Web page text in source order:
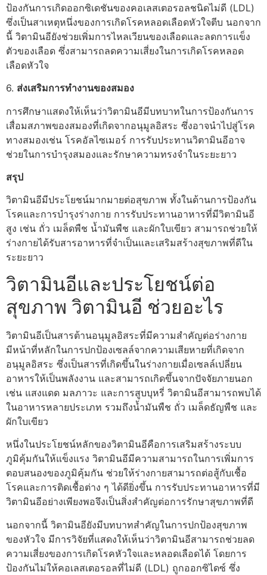
ป้องกันการเกิดออกซิเดชันของคอเลสเตอรอลชนิดไม่ดี (LDL)
ซึ่งเป็นสาเหตุหนึ่งของการเกิดโรคหลอดเลือดหัวใจตีบ นอกจาก
นี้ วิตามินอียังช่วยเพิ่มการไหลเวียนของเลือดและลดการแข็ง
ตัวของเลือด ซึ่งสามารถลดความเสี่ยงในการเกิดโรคหลอด
เลือดหัวใจ
6. ส่งเสริมการทำงานของสมอง
การศึกษาแสดงให้เห็นว่าวิตามินอีมีบทบาทในการป้องกันการ
เสื่อมสภาพของสมองที่เกิดจากอนุมูลอิสระ ซึ่งอาจนำไปสู่โรค
ทางสมองเช่น โรคอัลไซเมอร์ การรับประทานวิตามินอีอาจ
ช่วยในการบำรุงสมองและรักษาความทรงจำในระยะยาว
สรุป
วิตามินอีมีประโยชน์มากมายต่อสุขภาพ ทั้งในด้านการป้องกัน
โรคและการบำรุงร่างกาย การรับประทานอาหารที่มีวิตามินอี
สูง เช่น ถั่ว เมล็ดพืช น้ำมันพืช และผักใบเขียว สามารถช่วยให้
ร่างกายได้รับสารอาหารที่จำเป็นและเสริมสร้างสุขภาพที่ดีใน
ระยะยาว
วิตามินอีและประโยชน์ต่อ
สุขภาพ วิตามินอี ช่วยอะไร
วิตามินอีเป็นสารต้านอนุมูลอิสระที่มีความสำคัญต่อร่างกาย
มีหน้าที่หลักในการปกป้องเซลล์จากความเสียหายที่เกิดจาก
อนุมูลอิสระ ซึ่งเป็นสารที่เกิดขึ้นในร่างกายเมื่อเซลล์เปลี่ยน
อาหารให้เป็นพลังงาน และสามารถเกิดขึ้นจากปัจจัยภายนอก
เช่น แสงแดด มลภาวะ และการสูบบุหรี่ วิตามินอีสามารถพบได้
ในอาหารหลายประเภท รวมถึงน้ำมันพืช ถั่ว เมล็ดธัญพืช และ
ผักใบเขียว
หนึ่งในประโยชน์หลักของวิตามินอีคือการเสริมสร้างระบบ
ภูมิคุ้มกันให้แข็งแรง วิตามินอีมีความสามารถในการเพิ่มการ
ตอบสนองของภูมิคุ้มกัน ช่วยให้ร่างกายสามารถต่อสู้กับเชื้อ
โรคและการติดเชื้อต่าง ๆ ได้ดียิ่งขึ้น การรับประทานอาหารที่มี
วิตามินอีอย่างเพียงพอจึงเป็นสิ่งสำคัญต่อการรักษาสุขภาพที่ดี
นอกจากนี้ วิตามินอียังมีบทบาทสำคัญในการปกป้องสุขภาพ
ของหัวใจ มีการวิจัยที่แสดงให้เห็นว่าวิตามินอีสามารถช่วยลด
ความเสี่ยงของการเกิดโรคหัวใจและหลอดเลือดได้ โดยการ
ป้องกันไม่ให้คอเลสเตอรอลที่ไม่ดี (LDL) ถูกออกซิไดซ์ ซึ่ง